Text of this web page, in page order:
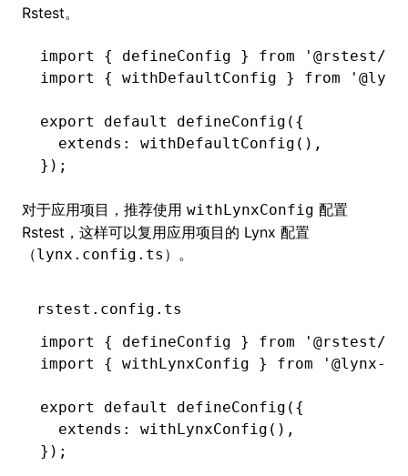
Rstest。
import { defineConfig } from '@rstest/
import
{ withDefaultConfig } from
export default defineConfig ({
  extends
: withDefaultConfig () ,
});
对于应用项目，推荐使用 withLynxConfig 配置
Rstest，这样可以复用应用项目的 Lynx 配置
（lynx.config.ts ）。
rstest.config.ts
import
{ defineConfig } from '@rstest/
import
{ withLynxConfig } from '@lynx-
export default defineConfig ({
  extends
: withLynxConfig () ,
});